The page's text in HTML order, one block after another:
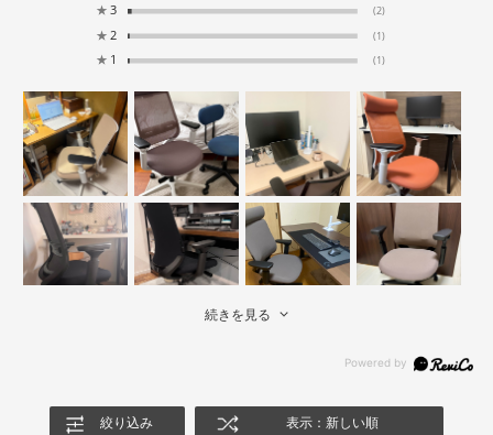
★ 3 (2)
★ 2 (1)
★ 1 (1)
続きを見る
絞り込み 表示：新しい順